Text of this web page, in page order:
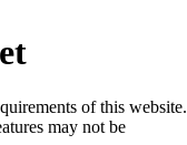
of this website.
may not be